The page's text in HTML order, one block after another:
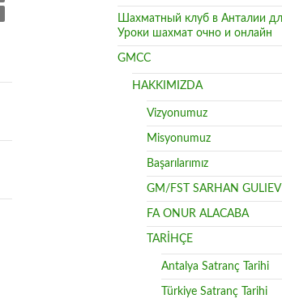
Шахматный клуб в Анталии
Уроки шахмат очно и онлайн
GMCC
HAKKIMIZDA
Vizyonumuz
Misyonumuz
Başarılarımız
GM/FST SARHAN GULIEV
FA ONUR ALACABA
TARİHÇE
Antalya Satranç Tarihi
Türkiye Satranç Tarihi